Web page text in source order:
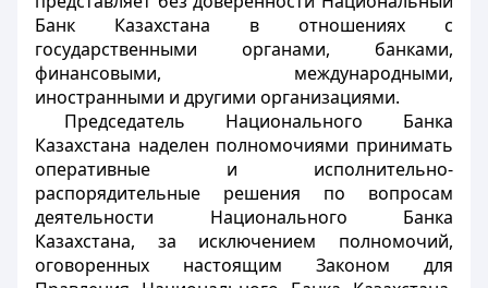
Банк Казахстана в отношениях с
государственными органами, банками,
финансовыми, международными,
иностранными и другими организациями.
Председатель Национального Банка
Казахстана наделен полномочиями принимать
оперативные и исполнительно-
распорядительные решения по вопросам
деятельности Национального Банка
Казахстана, за исключением полномочий,
оговоренных настоящим Законом для